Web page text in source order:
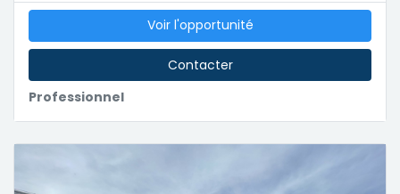
Professionnel
Voir l'opportunité
Contacter